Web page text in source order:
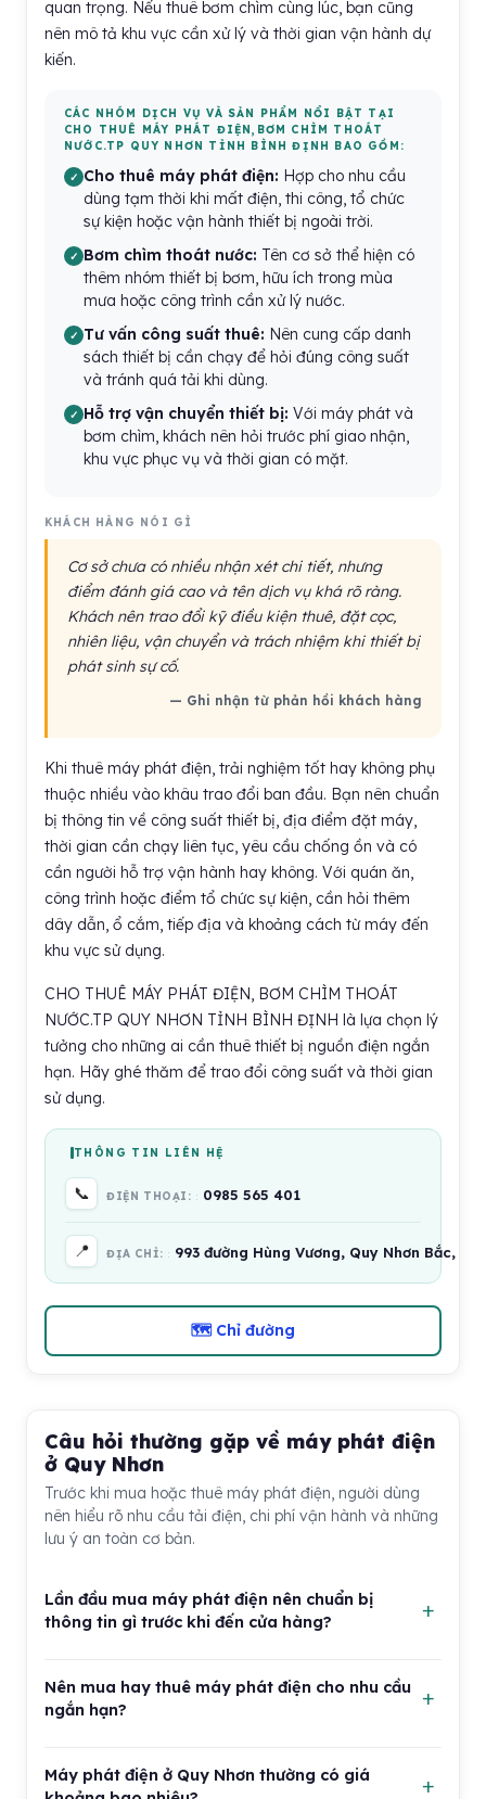
quan trọng. Nếu thuê bơm chìm cùng lúc, bạn cũng
nên mô tả khu vực cần xử lý và thời gian vận hành dự
kiến.
CÁC NHÓM DỊCH VỤ VÀ SẢN PHẨM NỔI BẬT TẠI
CHO THUÊ MÁY PHÁT ĐIỆN,BƠM CHÌM THOÁT
NƯỚC.TP QUY NHƠN TỈNH BÌNH ĐỊNH BAO GỒM:
Cho thuê máy phát điện: Hợp cho nhu cầu
dùng tạm thời khi mất điện, thi công, tổ chức
sự kiện hoặc vận hành thiết bị ngoài trời.
Bơm chìm thoát nước: Tên cơ sở thể hiện có
thêm nhóm thiết bị bơm, hữu ích trong mùa
mưa hoặc công trình cần xử lý nước.
Tư vấn công suất thuê: Nên cung cấp danh
sách thiết bị cần chạy để hỏi đúng công suất
và tránh quá tải khi dùng.
Hỗ trợ vận chuyển thiết bị: Với máy phát và
bơm chìm, khách nên hỏi trước phí giao nhận,
khu vực phục vụ và thời gian có mặt.
KHÁCH HÀNG NÓI GÌ
Cơ sở chưa có nhiều nhận xét chi tiết, nhưng
điểm đánh giá cao và tên dịch vụ khá rõ ràng.
Khách nên trao đổi kỹ điều kiện thuê, đặt cọc,
nhiên liệu, vận chuyển và trách nhiệm khi thiết bị
phát sinh sự cố.
— Ghi nhận từ phản hồi khách hàng
Khi thuê máy phát điện, trải nghiệm tốt hay không phụ
thuộc nhiều vào khâu trao đổi ban đầu. Bạn nên chuẩn
bị thông tin về công suất thiết bị, địa điểm đặt máy,
thời gian cần chạy liên tục, yêu cầu chống ồn và có
cần người hỗ trợ vận hành hay không. Với quán ăn,
công trình hoặc điểm tổ chức sự kiện, cần hỏi thêm
dây dẫn, ổ cắm, tiếp địa và khoảng cách từ máy đến
khu vực sử dụng.
CHO THUÊ MÁY PHÁT ĐIỆN, BƠM CHÌM THOÁT
NƯỚC.TP QUY NHƠN TỈNH BÌNH ĐỊNH là lựa chọn lý
tưởng cho những ai cần thuê thiết bị nguồn điện ngắn
hạn. Hãy ghé thăm để trao đổi công suất và thời gian
sử dụng.
THÔNG TIN LIÊN HỆ
📞 ĐIỆN THOẠI: 0985 565 401
📍 ĐỊA CHỈ: 993 đường Hùng Vương, Quy Nhơn Bắc,
🗺 Chỉ đường
Câu hỏi thường gặp về máy phát điện
ở Quy Nhơn
Trước khi mua hoặc thuê máy phát điện, người dùng
nên hiểu rõ nhu cầu tải điện, chi phí vận hành và những
lưu ý an toàn cơ bản.
Lần đầu mua máy phát điện nên chuẩn bị
thông tin gì trước khi đến cửa hàng?
đèn, tủ lạnh, máy bơm, quạt, máy tính hoặc thiết bị
kinh doanh. Sau đó ước tính thời gian cần chạy liên tục
viên tư vấn công suất sát hơn, tránh mua máy quá yếu
hoặc quá dư. Nếu chưa chắc cách tính tải, hãy mang
Nên mua hay thuê máy phát điện cho nhu cầu
ngắn hạn?
kiện, sửa chữa hoặc mùa cao điểm mất điện, thuê máy
Máy phát điện ở Quy Nhơn thường có giá